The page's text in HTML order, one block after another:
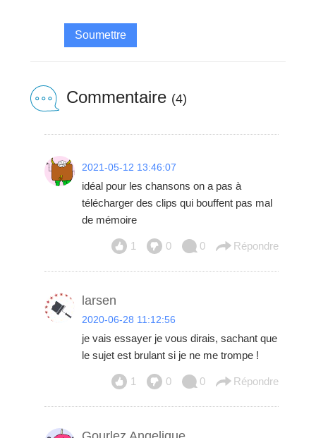
Soumettre
Commentaire (4)
2021-05-12 13:46:07
idéal pour les chansons on a pas à
télécharger des clips qui bouffent pas mal
de mémoire
1 0 0 Répondre
larsen
2020-06-28 11:12:56
je vais essayer je vous dirais, sachant que
le sujet est brulant si je ne me trompe !
1 0 0 Répondre